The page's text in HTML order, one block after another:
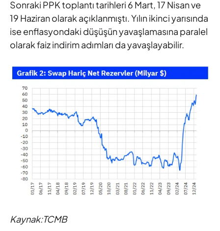
Sonraki PPK toplantı tarihleri 6 Mart, 17 Nisan ve
19 Haziran olarak açıklanmıştı. Yılın ikinci yarısında
ise enflasyondaki düşüşün yavaşlamasına paralel
olarak faiz indirim adımları da yavaşlayabilir.
Kaynak:TCMB